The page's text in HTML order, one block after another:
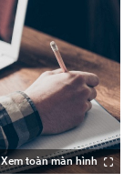
Xem toàn màn hình